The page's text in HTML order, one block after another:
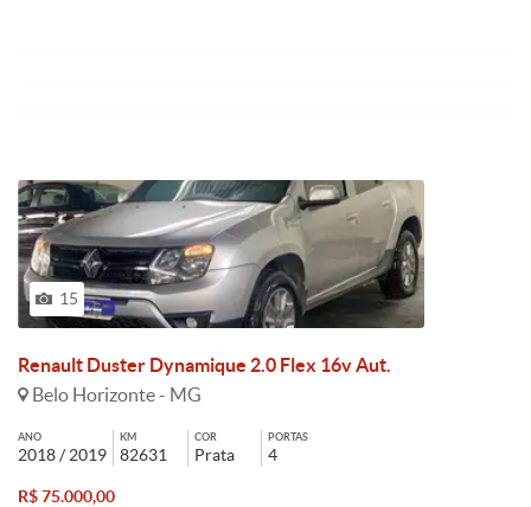
15
Renault Duster Dynamique 2.0 Flex 16v Aut.
Belo Horizonte - MG
ANO
2018 / 2019
KM
82631
COR
Prata
PORTAS
4
R$ 75.000,00